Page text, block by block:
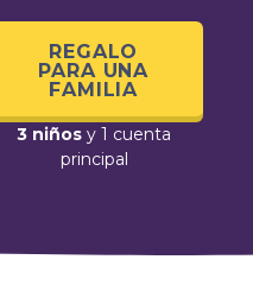
REGALO
PARA UNA
FAMILIA
3 niñosy 1 cuenta
principal